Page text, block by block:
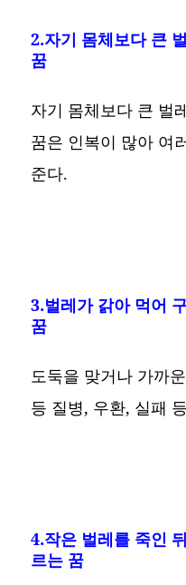
2.자기 몸체보다 큰
꿈
자기 몸체보다 큰 벌
꿈은 인복이 많아 여
준다.
3.벌레가 갉아 먹어
꿈
도둑을 맞거나 가까
등 질병, 우환, 실패
4.작은 벌레를 죽인
르는 꿈